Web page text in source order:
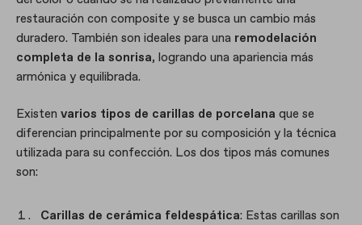
restauración con composite y se busca un cambio más
duradero. También son ideales para una remodelación
completa de la sonrisa, logrando una apariencia más
armónica y equilibrada.
Existen varios tipos de carillas de porcelana que se
diferencian principalmente por su composición y la técnica
utilizada para su confección. Los dos tipos más comunes
son:
Carillas de cerámica feldespática: Estas carillas son